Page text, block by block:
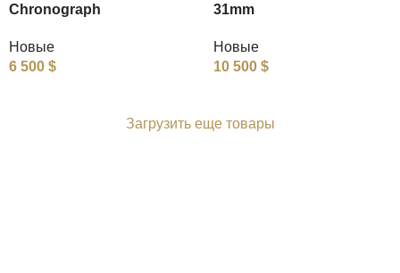
Chronograph
Новые
6 500 $
31mm
Новые
10 500 $
Загрузить еще товары